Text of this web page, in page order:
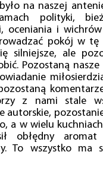
na naszej
polityki,
oceniania i
pokój w tę
silniejsze, ale
Pozostaną nasze
z nami stale
autorskie,
a w wielu
obłędny aromat
To wszystko ma